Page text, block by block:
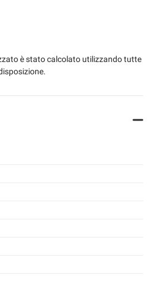
Clima, Filtro Aria 20.986
è stato calcolato utilizzando tutte
dell'esperienza utente